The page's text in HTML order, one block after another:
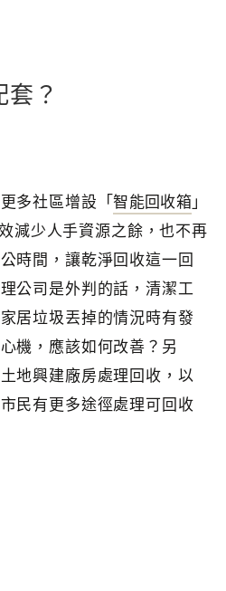
？
多社區增設「智能回收箱」
減少人手資源之餘，也不再
時間，讓乾淨回收這一回
公司是外判的話，清潔工
居垃圾丟掉的情況時有發
機，應該如何改善？另
地興建廠房處理回收，以
民有更多途徑處理可回收